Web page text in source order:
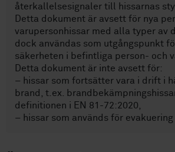
återkallelsesignaler till hissarnas
Detta dokument är avsett för nya
varupersonhissar med alla typer av
dock användas som utgångspunkt
säkerheten i befintliga person- och
Detta dokument är inte avsett för:
– hissar som fortsätter vara i drift i
brand, t.ex.
definitionen i EN 81-72:2020,
– hissar som används för